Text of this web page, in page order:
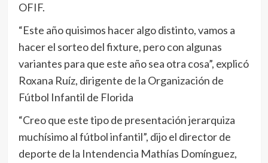
OFIF.
“Este año quisimos hacer algo distinto, vamos a
hacer el sorteo del fixture, pero con algunas
variantes para que este año sea otra cosa”, explicó
Roxana Ruíz, dirigente de la Organización de
Fútbol Infantil de Florida
“Creo que este tipo de presentación jerarquiza
muchísimo al fútbol infantil”, dijo el director de
deporte de la Intendencia Mathías Domínguez,